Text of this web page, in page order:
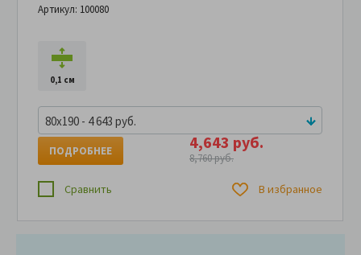
Артикул: 100080
0,1 см
80x190 - 4 643 руб.
4,643 руб.
8,760 руб.
ПОДРОБНЕЕ
Сравнить В избранное